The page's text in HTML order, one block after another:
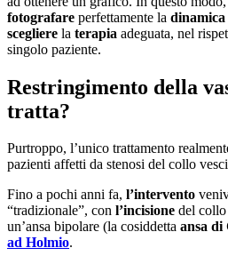
fotografare perfettamente la
scegliere la terapia adeguata, nel
singolo paziente.
Restringimento della
tratta?
Purtroppo, l’unico trattamento
pazienti affetti da stenosi del collo
Fino a pochi anni fa, l’intervento
“tradizionale”, con l’incisione del
un’ansa bipolare (la cosiddetta ansa di
ad Holmio.